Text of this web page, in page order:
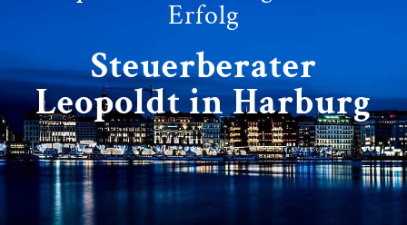
Erfolg
Steuerberater
Leopoldt in Harburg